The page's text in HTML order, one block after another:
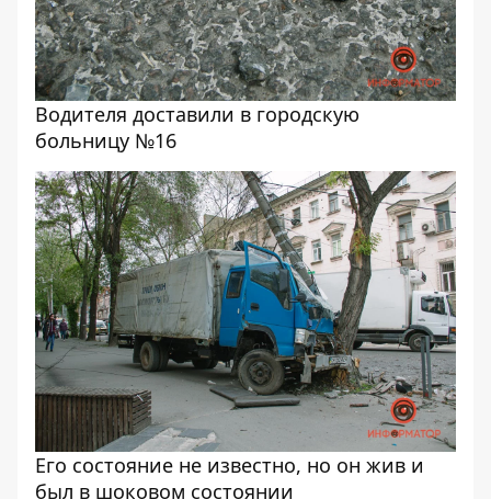
Водителя доставили в городскую
больницу №16
Его состояние не известно, но он жив и
был в шоковом состоянии